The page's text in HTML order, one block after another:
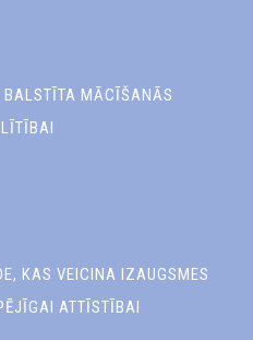
BALSTĪTA MĀCĪŠANĀS
KAS VEICINA IZAUGSMES
ATTĪSTĪBAI